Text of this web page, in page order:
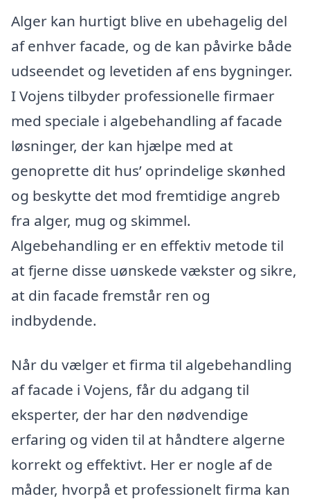
Alger kan hurtigt blive en ubehagelig del
af enhver facade, og de kan påvirke både
udseendet og levetiden af ens bygninger.
I Vojens tilbyder professionelle firmaer
med speciale i algebehandling af facade
løsninger, der kan hjælpe med at
genoprette dit hus’ oprindelige skønhed
og beskytte det mod fremtidige angreb
fra alger, mug og skimmel.
Algebehandling er en effektiv metode til
at fjerne disse uønskede vækster og sikre,
at din facade fremstår ren og
indbydende.
Når du vælger et firma til algebehandling
af facade i Vojens, får du adgang til
eksperter, der har den nødvendige
erfaring og viden til at håndtere algerne
korrekt og effektivt. Her er nogle af de
måder, hvorpå et professionelt firma kan